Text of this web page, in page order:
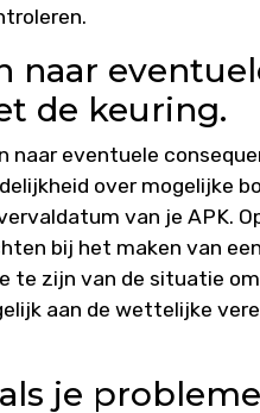
naar
de keuring.
naar eventuele
over mogelijke
van je APK.
bij het maken van
te zijn van de situatie om
aan de wettelijke
je